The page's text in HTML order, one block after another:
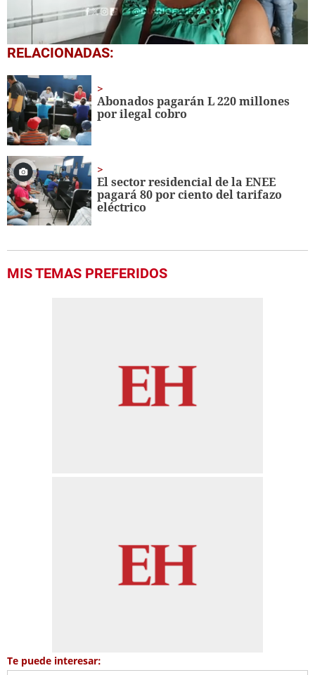
0
seconds
8
minutes,
37
seconds
RELACIONADAS:
Abonados pagarán L 220 millones
por ilegal cobro
El sector residencial de la ENEE
pagará 80 por ciento del tarifazo
eléctrico
MIS TEMAS PREFERIDOS
Te puede interesar: